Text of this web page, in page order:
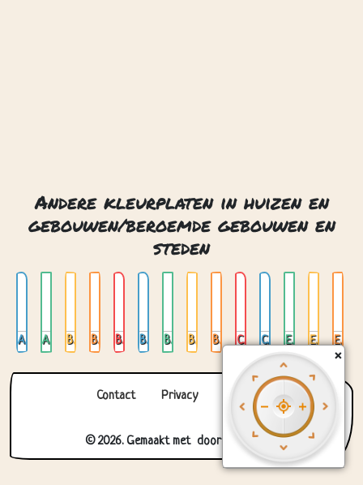
Andere kleurplaten in huizen en
gebouwen/beroemde gebouwen en
steden
Amsterdam 01 Amsterdam 02 Big ben Big ben londen Brandenburger tor Brandenburger tor berlijn Burj al arab dubai Burj khalifa Burj khalifa dubai Chichen itza mexico Colosseum rome Eiffel toren Eiffel tower parijs Eiffeltoren in parijs
Contact Privacy Over ons
© 2026. Gemaakt met door Zygomatic .
×